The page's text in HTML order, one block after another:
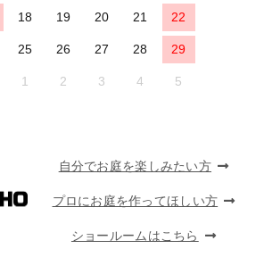
18 19 20 21 22
25 26 27 28 29
1 2 3 4 5
自分でお庭を楽しみたい方
プロにお庭を作ってほしい方
ショールームはこちら